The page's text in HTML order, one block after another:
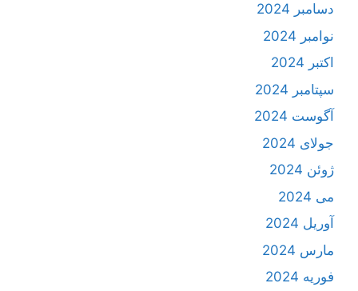
دسامبر 2024
نوامبر 2024
اکتبر 2024
سپتامبر 2024
آگوست 2024
جولای 2024
ژوئن 2024
می 2024
آوریل 2024
مارس 2024
فوریه 2024